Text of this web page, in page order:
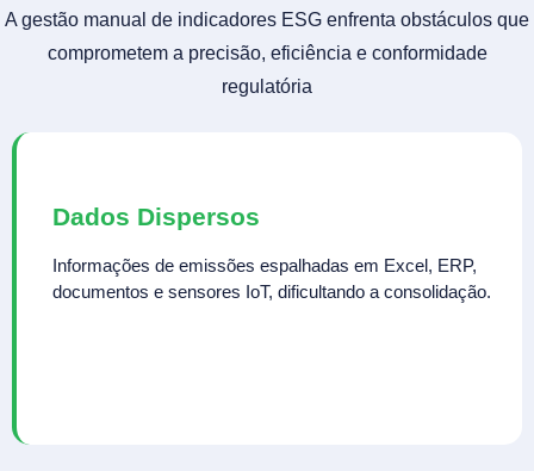
A gestão manual de indicadores ESG enfrenta obstáculos que
comprometem a precisão, eficiência e conformidade
regulatória
Dados Dispersos
Informações de emissões espalhadas em Excel, ERP,
documentos e sensores IoT, dificultando a consolidação.